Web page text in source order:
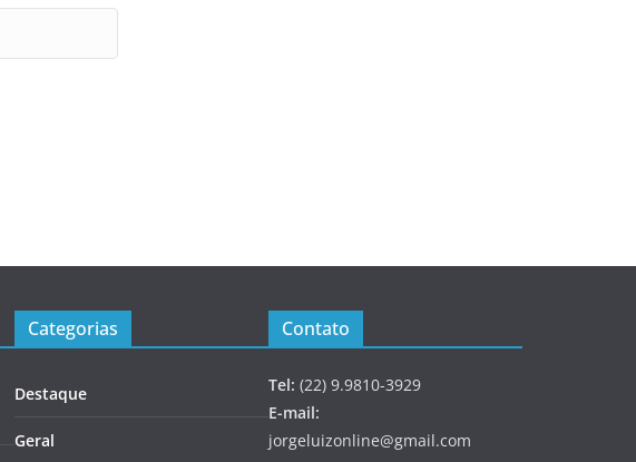
Categorias
Destaque
Geral
Contato
Tel: (22) 9.9810-3929
E-mail:
jorgeluizonline@gmail.com